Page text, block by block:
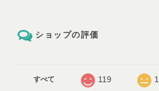
ショップの評価
すべて 119 1